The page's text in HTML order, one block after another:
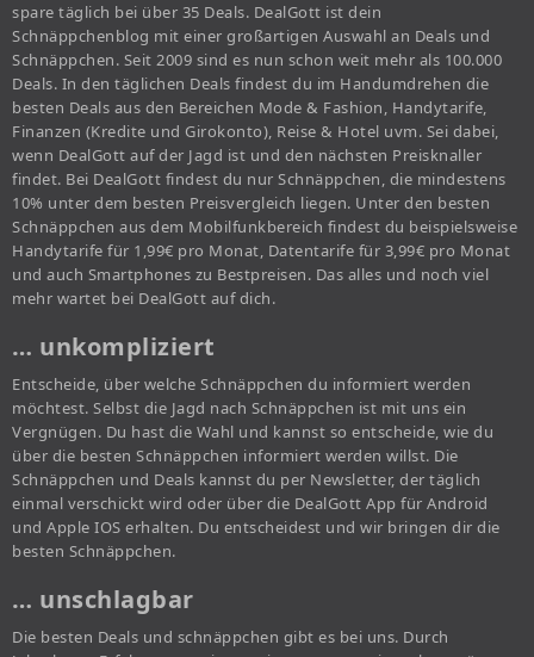
spare täglich bei über 35 Deals. DealGott ist dein
Schnäppchenblog mit einer großartigen Auswahl an Deals und
Schnäppchen. Seit 2009 sind es nun schon weit mehr als 100.000
Deals. In den täglichen Deals findest du im Handumdrehen die
besten Deals aus den Bereichen Mode & Fashion, Handytarife,
Finanzen (Kredite und Girokonto), Reise & Hotel uvm. Sei dabei,
wenn DealGott auf der Jagd ist und den nächsten Preisknaller
findet. Bei DealGott findest du nur Schnäppchen, die mindestens
10% unter dem besten Preisvergleich liegen. Unter den besten
Schnäppchen aus dem Mobilfunkbereich findest du beispielsweise
Handytarife für 1,99€ pro Monat, Datentarife für 3,99€ pro Monat
und auch Smartphones zu Bestpreisen. Das alles und noch viel
mehr wartet bei DealGott auf dich.
… unkompliziert
Entscheide, über welche Schnäppchen du informiert werden
möchtest. Selbst die Jagd nach Schnäppchen ist mit uns ein
Vergnügen. Du hast die Wahl und kannst so entscheide, wie du
über die besten Schnäppchen informiert werden willst. Die
Schnäppchen und Deals kannst du per Newsletter, der täglich
einmal verschickt wird oder über die DealGott App für Android
und Apple IOS erhalten. Du entscheidest und wir bringen dir die
besten Schnäppchen.
… unschlagbar
Die besten Deals und schnäppchen gibt es bei uns. Durch